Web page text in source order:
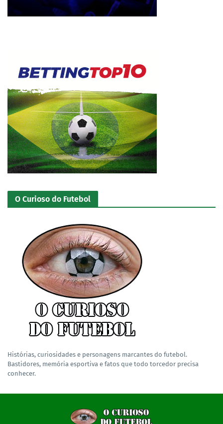
O Curioso do Futebol
Histórias, curiosidades e personagens marcantes do futebol.
Bastidores, memória esportiva e fatos que todo torcedor precisa
conhecer.